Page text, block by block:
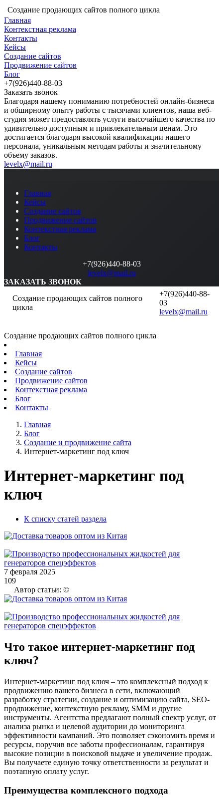
Создание продающих сайтов полного цикла
Главная
Контекстная реклама
Контакты
Кейсы
Создание сайтов
Продвижение сайтов
Блог
+7(926)440-88-03
Заказать звонок
Благодаря нашему пониманию потребностей онлайн-бизнеса
и обширному опыту работы с тысячами клиентов, наша веб-
студия может предоставлять услуги высочайшего качества по
удивительно доступным и привлекательным ценам. Это
достигается благодаря высокой квалификации нашего
персонала, уникальным методам работы и значительному
объему заказов.
levelx@mail.ru
Главная
Кейсы
Создание сайтов
Продвижение сайтов
Контекстная реклама
Блог
Контакты
+7(926)440-88-03
levelx@mail.ru
ЗАКАЗАТЬ ЗВОНОК
Создание продающих сайтов полного
цикла
+7(926)440-88-
03
levelx@mail.ru
Создание продающих сайтов полного цикла
Главная
Кейсы
Создание сайтов
Продвижение сайтов
Контекстная реклама
Блог
Контакты
Главная
Блог
Создание и продвижение сайта
Интернет-маркетинг под ключ
Интернет-маркетинг под
ключ
К списку статей раздела
7 февраля 2025
109
Автор статьи: ©
Что такое интернет-маркетинг под
ключ?
Интернет-маркетинг под ключ – это комплексный подход к
продвижению вашего бизнеса в сети, включающий
разработку стратегии, создание и оптимизацию сайта, SEO-
продвижение, контекстную рекламу, SMM и другие
инструменты. Агентства предлагают полный спектр услуг, от
анализа рынка и целевой аудитории до мониторинга
эффективности кампаний. Это позволяет сэкономить время и
ресурсы, поручив все заботы профессионалам, гарантируя
высокие позиции в поисковой выдаче и увеличение продаж.
Вы получаете единую точку ответственности за результат и
поэтапную оплату услуг.
Преимущества комплексного подхода